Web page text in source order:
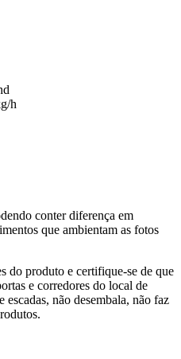
h
conter diferença em
que ambientam as fotos
do produto e certifique-se de que
e corredores do local de
escadas, não desembala, não faz